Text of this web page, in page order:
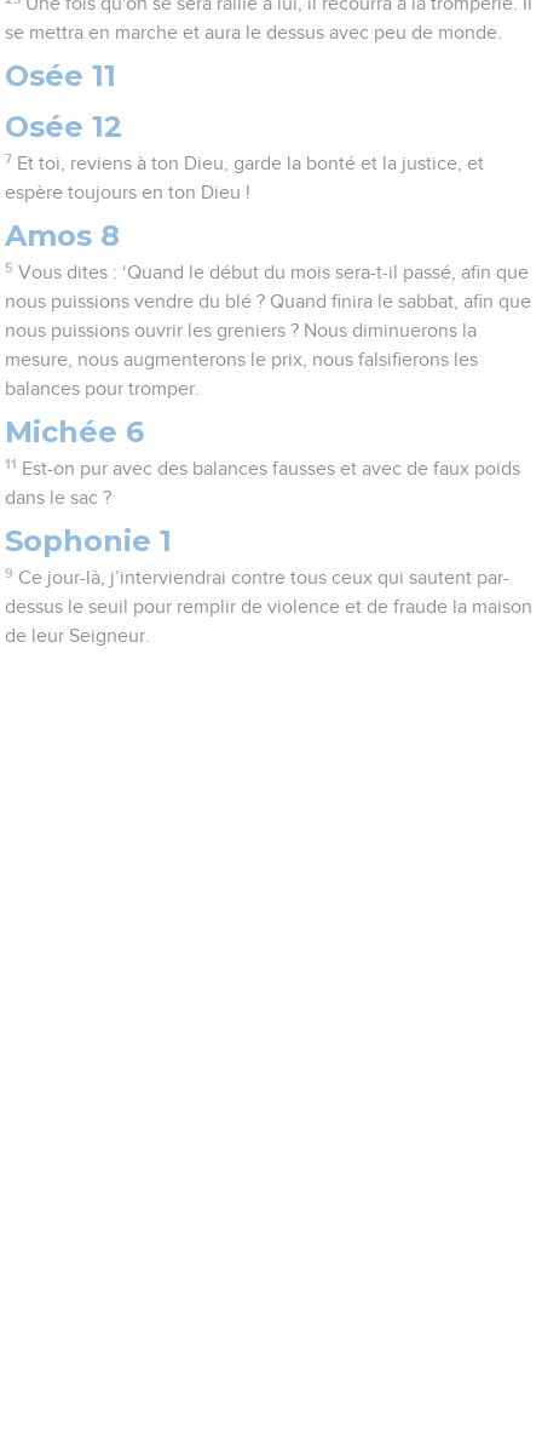
se mettra en marche et aura le dessus avec peu de monde.
Osée 11
Osée 12
7 Et toi, reviens à ton Dieu, garde la bonté et la justice, et
espère toujours en ton Dieu !
Amos 8
5 Vous dites : ‘Quand le début du mois sera-t-il passé, afin que
nous puissions vendre du blé ? Quand finira le sabbat, afin que
nous puissions ouvrir les greniers ? Nous diminuerons la
mesure, nous augmenterons le prix, nous falsifierons les
balances pour tromper.
Michée 6
11 Est-on pur avec des balances fausses et avec de faux poids
dans le sac ?
Sophonie 1
9 Ce jour-là, j’interviendrai contre tous ceux qui sautent par-
dessus le seuil pour remplir de violence et de fraude la maison
de leur Seigneur.